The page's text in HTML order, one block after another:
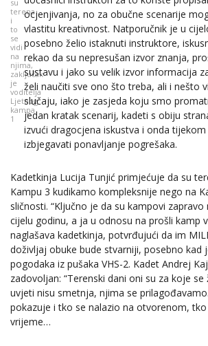
su
terena
i
to
se
vidi
na
njima,
zaključak
je
voditelja
Ljetnog
kampa
1
ocjenjivanja, no za obučne scenarije
vlastitu kreativnost. Natporučnik je u
posebno želio istaknuti instruktore,
rekao da su nepresušan izvor znanja,
sustavu i jako su velik izvor informacija
želi naučiti sve ono što treba, ali i nešto
slučaju, iako je zasjeda koju smo
jedan kratak scenarij, kadeti s obiju
izvući dragocjena iskustva i onda
izbjegavati ponavljanje pogrešaka.
Kadetkinja Lucija Tunjić primjećuje da su
Kampu 3 kudikamo kompleksnije nego na
sličnosti. “Ključno je da su kampovi
cijelu godinu, a ja u odnosu na prošli kamp
naglašava kadetkinja, potvrđujući da im
doživljaj obuke bude stvarniji, posebno kad
pogodaka iz pušaka VHS-2. Kadet Andrej
zadovoljan: “Terenski dani oni su za koje se
uvjeti nisu smetnja, njima se
pokazuje i tko se nalazio na otvorenom,
vrijeme…